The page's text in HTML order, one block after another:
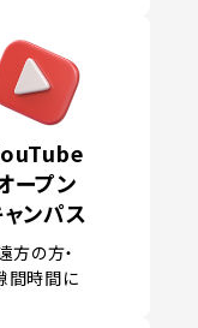
ープン
ンパス
方の方・
間時間に